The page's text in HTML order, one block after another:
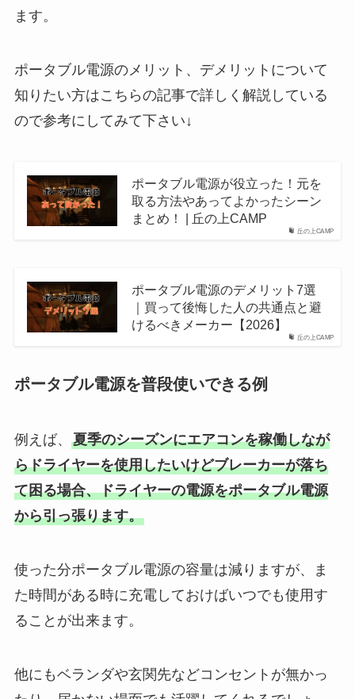
ます。
ポータブル電源のメリット、デメリットについて
知りたい方はこちらの記事で詳しく解説している
ので参考にしてみて下さい↓
丘の上CAMP
ポータブル電源が役立った！元を
取る方法やあってよかったシーン
まとめ！ | 丘の上CAMP
丘の上CAMP
ポータブル電源のデメリット7選
｜買って後悔した人の共通点と避
けるべきメーカー【2026】
ポータブル電源を普段使いできる例
例えば、 夏季のシーズンにエアコンを稼働しなが
らドライヤーを使用したいけどブレーカーが落ち
て困る場合、ドライヤーの電源をポータブル電源
から引っ張ります。
使った分ポータブル電源の容量は減りますが、ま
た時間がある時に充電しておけばいつでも使用す
ることが出来ます。
他にもベランダや玄関先などコンセントが無かっ